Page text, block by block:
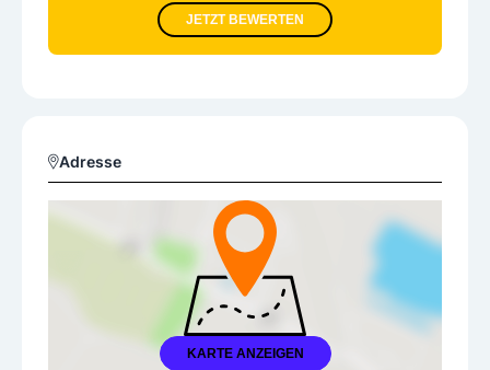
JETZT BEWERTEN
Adresse
KARTE ANZEIGEN